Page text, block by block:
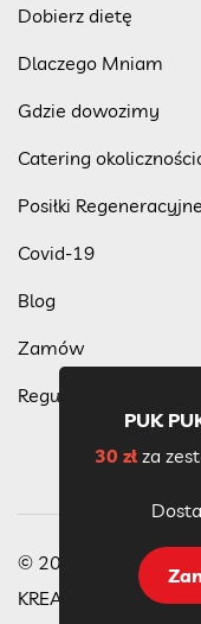
Dobierz dietę
Dlaczego Mniam
Gdzie dowozimy
Catering
Posiłki Regeneracyjne
Covid-19
Blog
Zamów
Regulamin programu
© 2023 Wszelkie
KREACJA
PUK
30 zł za